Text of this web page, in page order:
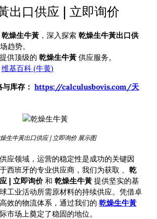
出口供应 | 立即询价
乾燥生牛黃 ，深入探索 乾燥生牛黃出口供
趋势。
供顶级的 乾燥生牛黃 供应服务。
维基百科 (牛黄)
库存： https://calculusbovis.com/天
生牛黃出口供应 | 立即询价 展示图
应领域，运营的稳定性是成功的关键因
西班牙的专业供应商，我们为获取 、 乾
| 立即询价 和 乾燥生牛黃 提供坚实的基
工业活动所需原材料的持续供应。凭借卓
效的物流体系，通过我们的 乾燥生牛黃
市场上奠定了稳固的地位。